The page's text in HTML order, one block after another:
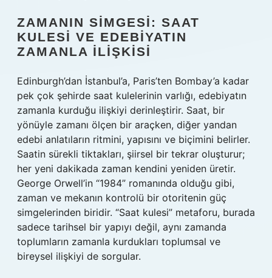
ZAMANIN SIMGESI: SAAT
KULESI VE EDEBIYATIN
ZAMANLA İLIŞKISI
Edinburgh’dan İstanbul’a, Paris’ten Bombay’a kadar
pek çok şehirde saat kulelerinin varlığı, edebiyatın
zamanla kurduğu ilişkiyi derinleştirir. Saat, bir
yönüyle zamanı ölçen bir araçken, diğer yandan
edebi anlatıların ritmini, yapısını ve biçimini belirler.
Saatin sürekli tiktakları, şiirsel bir tekrar oluşturur;
her yeni dakikada zaman kendini yeniden üretir.
George Orwell’in “1984” romanında olduğu gibi,
zaman ve mekanın kontrolü bir otoritenin güç
simgelerinden biridir. “Saat kulesi” metaforu, burada
sadece tarihsel bir yapıyı değil, aynı zamanda
toplumların zamanla kurdukları toplumsal ve
bireysel ilişkiyi de sorgular.